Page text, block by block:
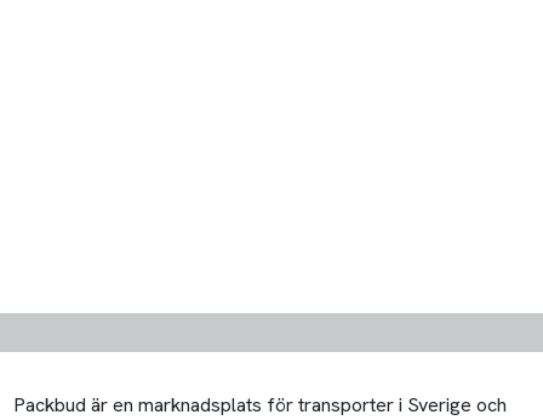
Packbud är en marknadsplats för transporter i Sverige och